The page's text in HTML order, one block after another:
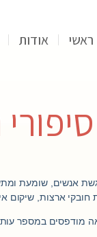
ראשי אודות
פוגשת אנשים,
חובקי ארצות, שיקום
עותקים מצומצם, בדרך כלל למשפחה, בין